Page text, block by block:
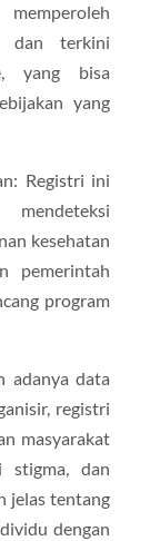
dan terkini
yang bisa
yang
Registri ini
kesehatan
pemerintah
program
adanya data
registri
masyarakat
stigma, dan
jelas tentang
dengan